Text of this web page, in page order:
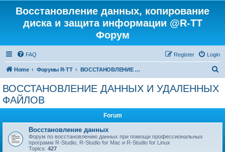
Восстановление данных, копирование
диска и защита информации @R-TT
Форум
FAQ Login
Register
Home Форумы R-TT ВОССТАНОВЛЕНИЕ ДАННЫХ И УДАЛЕННЫХ ФАЙЛОВ
ВОССТАНОВЛЕНИЕ ДАННЫХ И УДАЛЕННЫХ
ФАЙЛОВ
Forum
Восстановление данных
Форум по восстановлению данных при помощи профессиональных
программ R-Studio, R-Studio for Mac и R-Studio for Linux
Topics: 427